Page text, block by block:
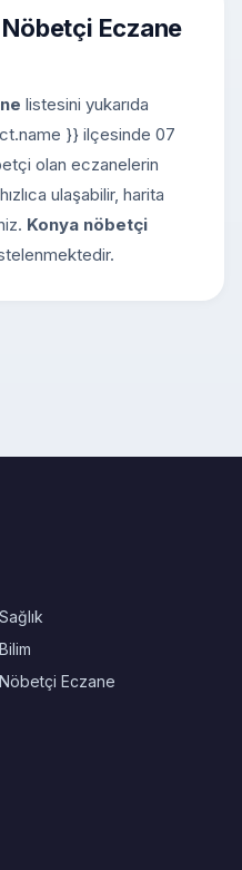
Nöbetçi Eczane
listesini yukarıda
}} ilçesinde 07
olan eczanelerin
ulaşabilir, harita
Konya nöbetçi
Sağlık
Bilim
Nöbetçi Eczane